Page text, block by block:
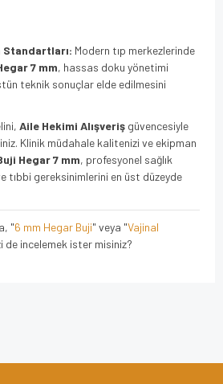
Modern tıp merkezlerinde
7 mm, hassas doku yönetimi
teknik sonuçlar elde edilmesini
Aile Hekimi Alışveriş güvencesiyle
Klinik müdahale kalitenizi ve ekipman
Hegar 7 mm, profesyonel sağlık
tıbbi gereksinimlerini en üst düzeyde
"6 mm Hegar Buji" veya "Vajinal
de incelemek ister misiniz?